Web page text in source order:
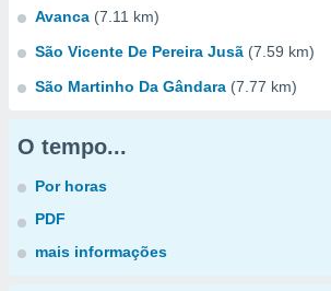
Avanca (7.11 km)
São Vicente De Pereira Jusã (7.59 km)
São Martinho Da Gândara (7.77 km)
O tempo...
Por horas
PDF
mais informações